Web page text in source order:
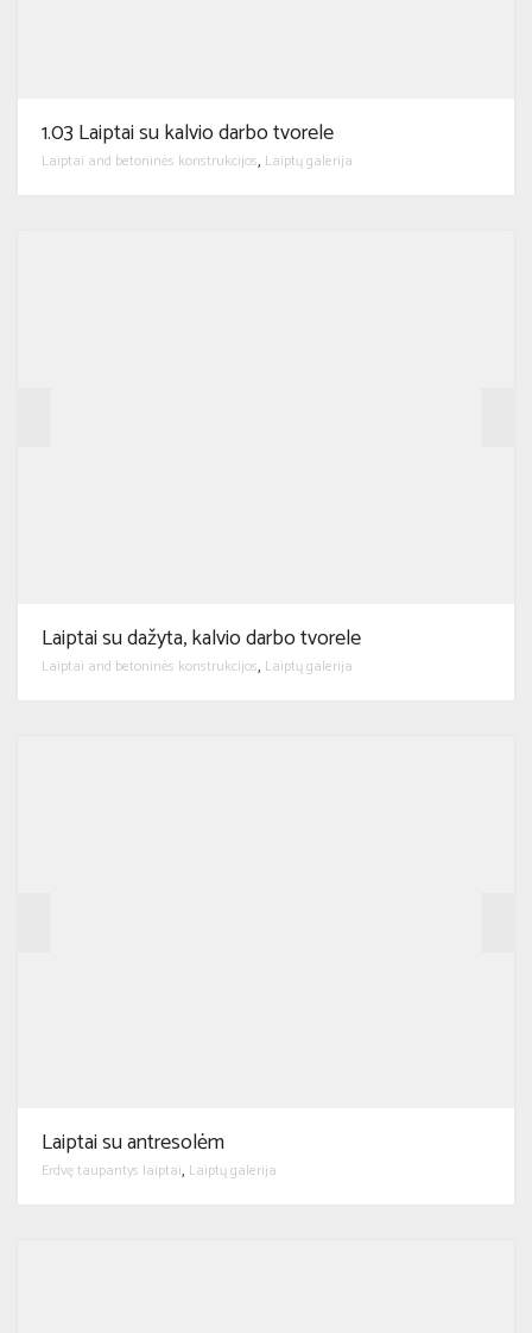
1.03 Laiptai su kalvio darbo tvorele
Laiptai and betoninės konstrukcijos, Laiptų galerija
Laiptai su dažyta, kalvio darbo tvorele
Laiptai and betoninės konstrukcijos, Laiptų galerija
Laiptai su antresolėm
Erdvę taupantys laiptai, Laiptų galerija